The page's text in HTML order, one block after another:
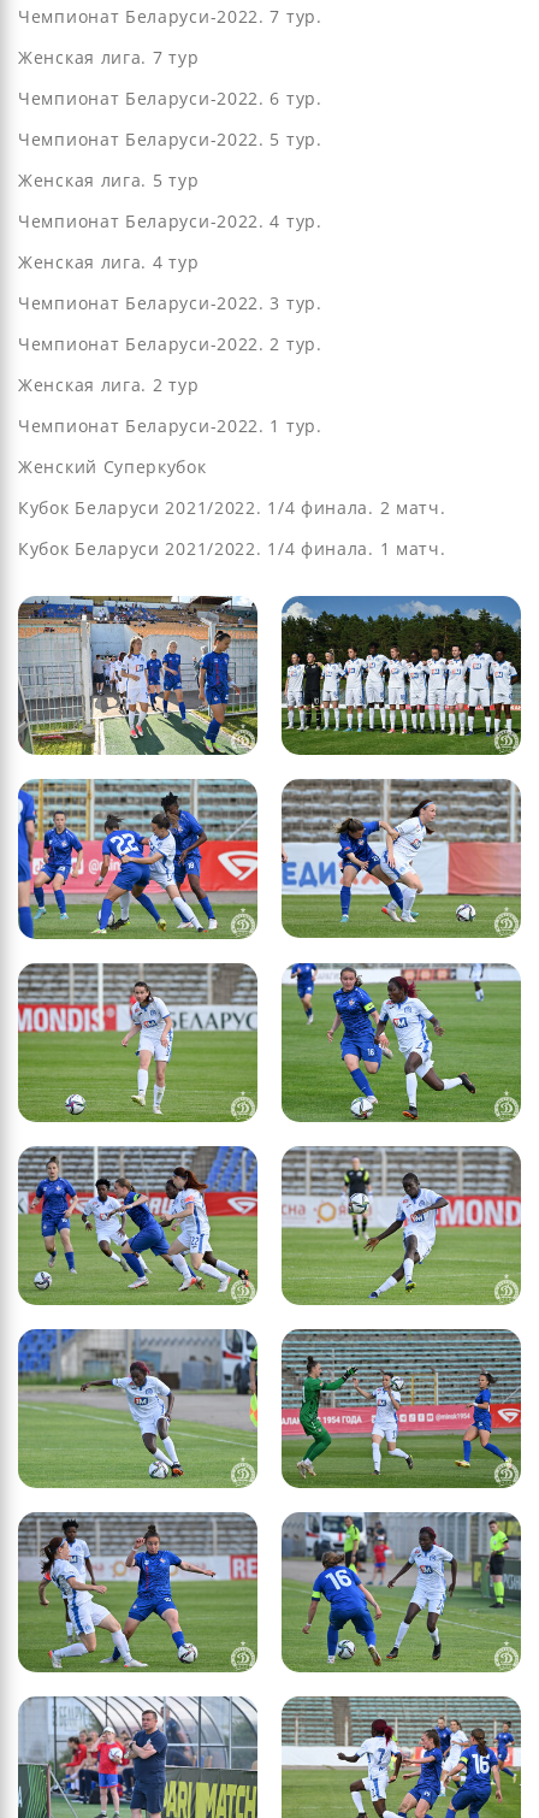
Чемпионат Беларуси-2022. 7 тур.
Женская лига. 7 тур
Чемпионат Беларуси-2022. 6 тур.
Чемпионат Беларуси-2022. 5 тур.
Женская лига. 5 тур
Чемпионат Беларуси-2022. 4 тур.
Женская лига. 4 тур
Чемпионат Беларуси-2022. 3 тур.
Чемпионат Беларуси-2022. 2 тур.
Женская лига. 2 тур
Чемпионат Беларуси-2022. 1 тур.
Женский Суперкубок
Кубок Беларуси 2021/2022. 1/4 финала. 2 матч.
Кубок Беларуси 2021/2022. 1/4 финала. 1 матч.